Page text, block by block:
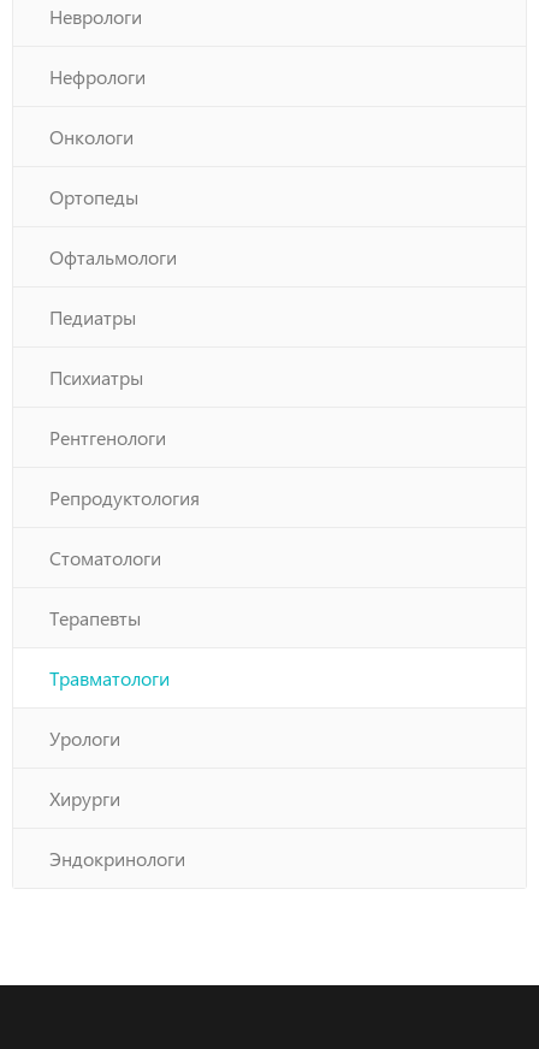
Неврологи
Нефрологи
Онкологи
Ортопеды
Офтальмологи
Педиатры
Психиатры
Рентгенологи
Репродуктология
Стоматологи
Терапевты
Травматологи
Урологи
Хирурги
Эндокринологи